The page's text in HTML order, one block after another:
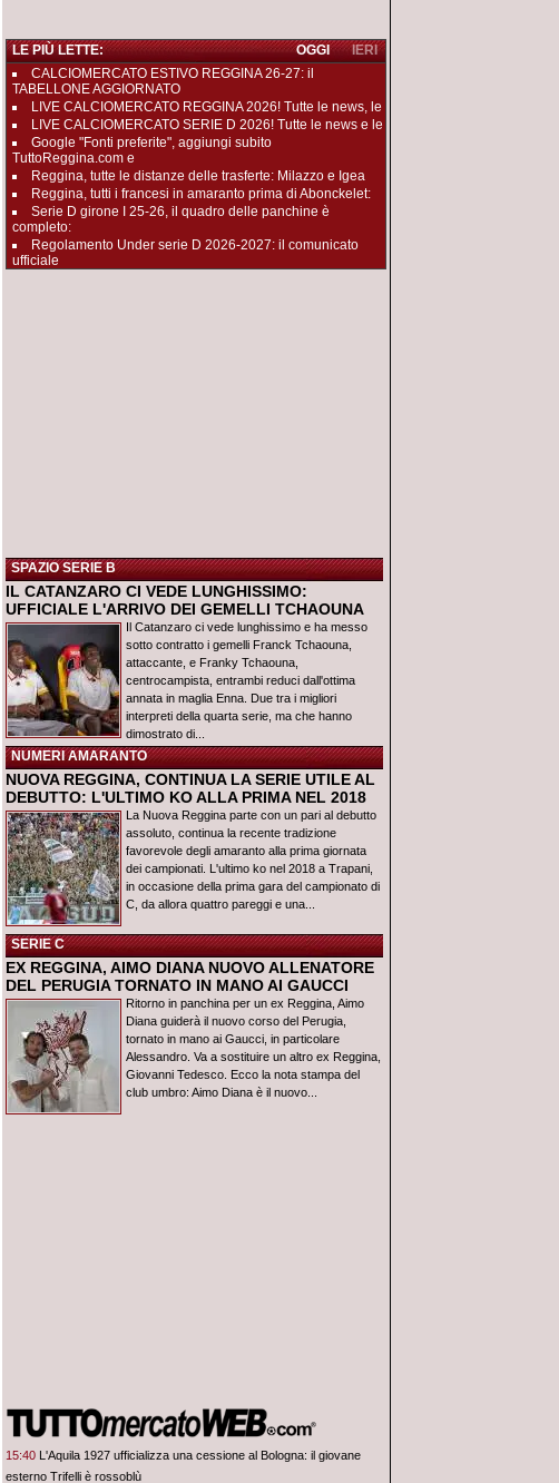
LE PIÙ LETTE: IERI
OGGI
CALCIOMERCATO ESTIVO REGGINA 26-27: il
TABELLONE AGGIORNATO
LIVE CALCIOMERCATO REGGINA 2026! Tutte le news, le
LIVE CALCIOMERCATO SERIE D 2026! Tutte le news e le
Google "Fonti preferite", aggiungi subito
TuttoReggina.com e
Reggina, tutte le distanze delle trasferte: Milazzo e Igea
Reggina, tutti i francesi in amaranto prima di Abonckelet:
Serie D girone I 25-26, il quadro delle panchine è
completo:
Regolamento Under serie D 2026-2027: il comunicato
ufficiale
SPAZIO SERIE B
IL CATANZARO CI VEDE LUNGHISSIMO:
UFFICIALE L'ARRIVO DEI GEMELLI TCHAOUNA
Il Catanzaro ci vede lunghissimo e ha messo
sotto contratto i gemelli Franck Tchaouna,
attaccante, e Franky Tchaouna,
centrocampista, entrambi reduci dall'ottima
annata in maglia Enna. Due tra i migliori
interpreti della quarta serie, ma che hanno
dimostrato di...
NUMERI AMARANTO
NUOVA REGGINA, CONTINUA LA SERIE UTILE AL
DEBUTTO: L'ULTIMO KO ALLA PRIMA NEL 2018
La Nuova Reggina parte con un pari al debutto
assoluto, continua la recente tradizione
favorevole degli amaranto alla prima giornata
dei campionati. L'ultimo ko nel 2018 a Trapani,
in occasione della prima gara del campionato di
C, da allora quattro pareggi e una...
SERIE C
EX REGGINA, AIMO DIANA NUOVO ALLENATORE
DEL PERUGIA TORNATO IN MANO AI GAUCCI
Ritorno in panchina per un ex Reggina, Aimo
Diana guiderà il nuovo corso del Perugia,
tornato in mano ai Gaucci, in particolare
Alessandro. Va a sostituire un altro ex Reggina,
Giovanni Tedesco. Ecco la nota stampa del
club umbro: Aimo Diana è il nuovo...
15:40 L'Aquila 1927 ufficializza una cessione al Bologna: il giovane
esterno Trifelli è rossoblù